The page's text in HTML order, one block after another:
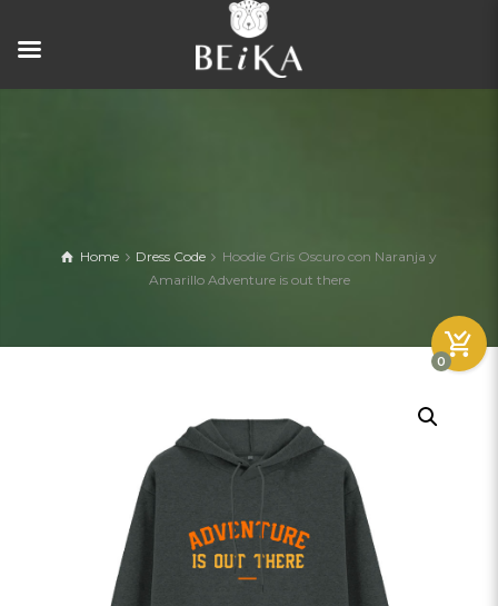
Home Dress Code
Hoodie Gris Oscuro con Naranja y
Amarillo Adventure is out there
0